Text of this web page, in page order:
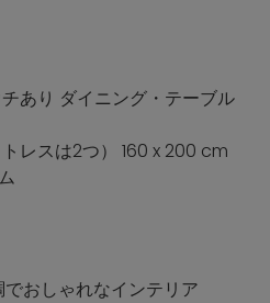
あり ダイニング・テーブル
レスは2つ） 160 x 200 cm
おしゃれなインテリア